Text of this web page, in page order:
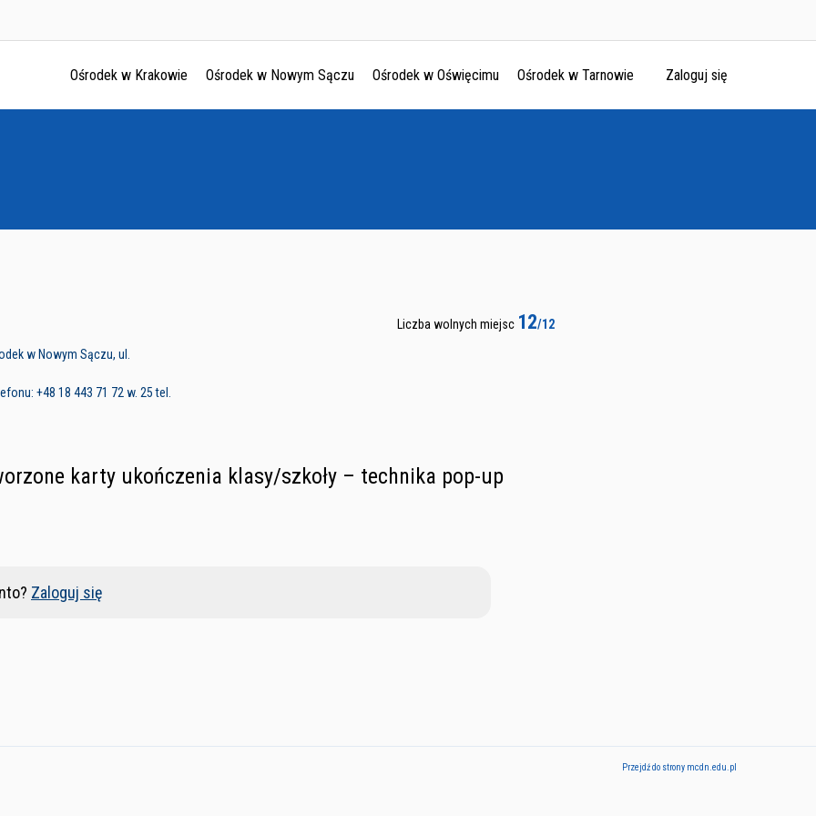
Ośrodek w Krakowie Ośrodek w Nowym Sączu Ośrodek w Oświęcimu Ośrodek w Tarnowie Zaloguj się
w Nowym Sączu, ul.
+48 18 443 71 72 w. 25 tel.
Liczba wolnych miejsc 12/12
karty ukończenia klasy/szkoły – technika pop-up
Zaloguj się
Przejdź do strony mcdn.edu.pl
Ośrodek w Krakowie